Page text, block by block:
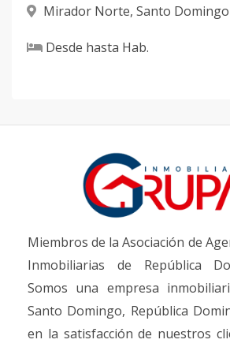
Mirador Norte, Santo Domingo
Desde hasta Hab.
Miembros de la Asociación de
Inmobiliarias de República
Somos una empresa
Santo Domingo, República
en la satisfacción de nuestros